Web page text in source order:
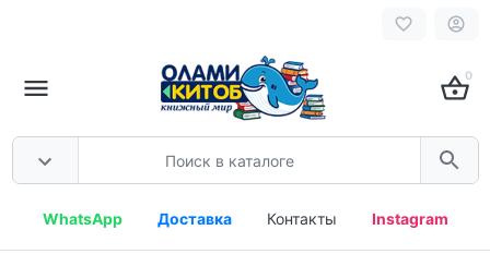
0
WhatsApp Доставка Контакты Instagram